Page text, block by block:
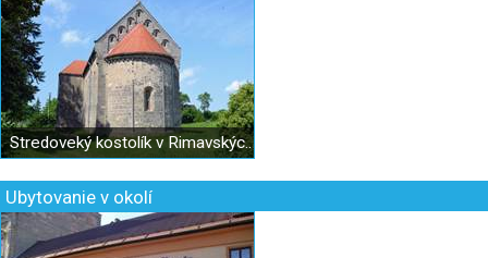
Stredoveký kostolík v Rimavských Janovciach
Ubytovanie v okolí